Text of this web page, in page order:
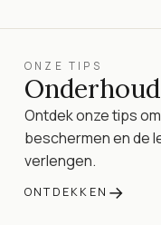
ONZE TIPS
Ontdek onze tips
beschermen en de
verlengen.
ONTDEKKEN →